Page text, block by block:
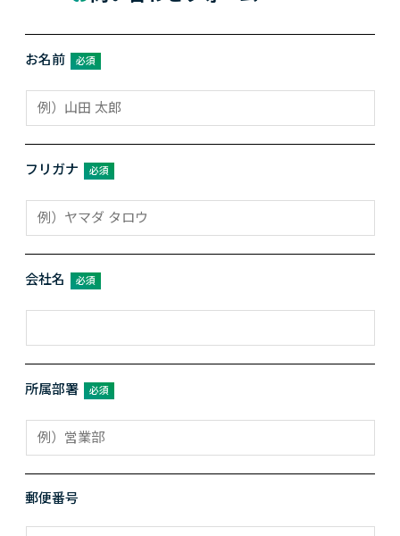
お名前 必須
フリガナ 必須
会社名 必須
所属部署 必須
郵便番号